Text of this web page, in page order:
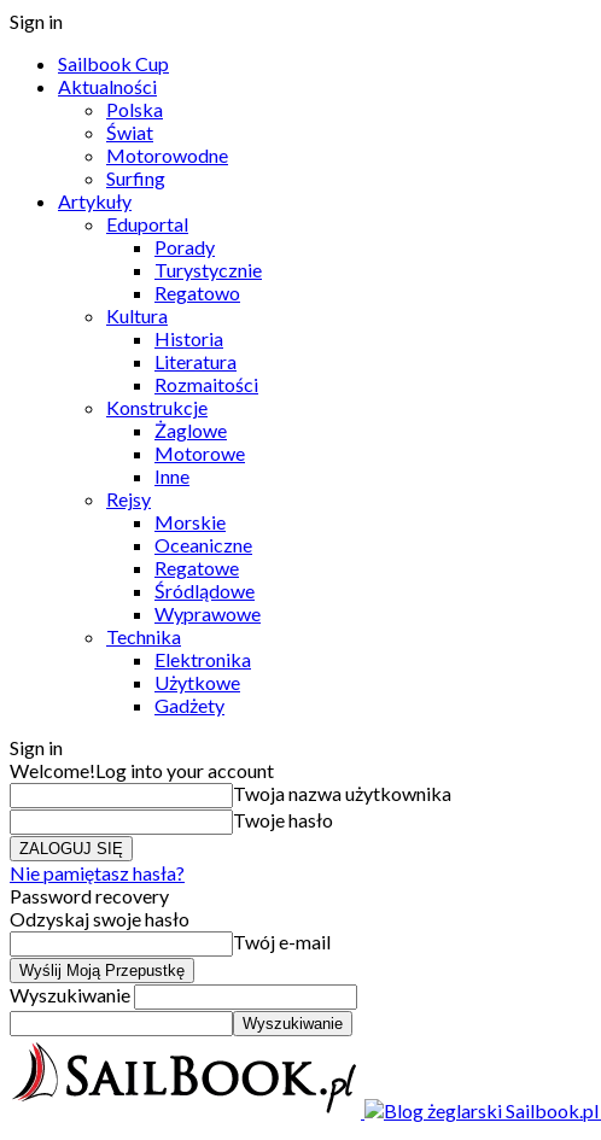
Sign in
Sailbook Cup
Aktualności
Polska
Świat
Motorowodne
Surfing
Artykuły
Eduportal
Porady
Turystycznie
Regatowo
Kultura
Historia
Literatura
Rozmaitości
Konstrukcje
Żaglowe
Motorowe
Inne
Rejsy
Morskie
Oceaniczne
Regatowe
Śródlądowe
Wyprawowe
Technika
Elektronika
Użytkowe
Gadżety
Sign in
Welcome!Log into your account
Twoja nazwa użytkownika
Twoje hasło
Nie pamiętasz hasła?
Password recovery
Odzyskaj swoje hasło
Twój e-mail
Wyszukiwanie